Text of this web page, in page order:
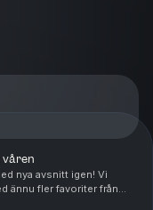
nya avsnitt igen! Vi
ännu fler favoriter från